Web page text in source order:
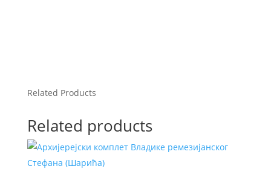
Related Products
Related products